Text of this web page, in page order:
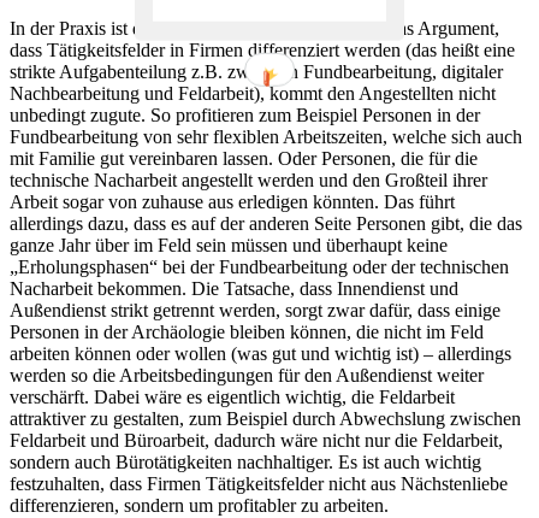
In der Praxis ist das allerdings durchmischt. Auch das Argument,
dass Tätigkeitsfelder in Firmen differenziert werden (das heißt eine
strikte Aufgabenteilung z.B. zwischen Fundbearbeitung, digitaler
Nachbearbeitung und Feldarbeit), kommt den Angestellten nicht
unbedingt zugute. So profitieren zum Beispiel Personen in der
Fundbearbeitung von sehr flexiblen Arbeitszeiten, welche sich auch
mit Familie gut vereinbaren lassen. Oder Personen, die für die
technische Nacharbeit angestellt werden und den Großteil ihrer
Arbeit sogar von zuhause aus erledigen könnten. Das führt
allerdings dazu, dass es auf der anderen Seite Personen gibt, die das
ganze Jahr über im Feld sein müssen und überhaupt keine
„Erholungsphasen“ bei der Fundbearbeitung oder der technischen
Nacharbeit bekommen. Die Tatsache, dass Innendienst und
Außendienst strikt getrennt werden, sorgt zwar dafür, dass einige
Personen in der Archäologie bleiben können, die nicht im Feld
arbeiten können oder wollen (was gut und wichtig ist) – allerdings
werden so die Arbeitsbedingungen für den Außendienst weiter
verschärft. Dabei wäre es eigentlich wichtig, die Feldarbeit
attraktiver zu gestalten, zum Beispiel durch Abwechslung zwischen
Feldarbeit und Büroarbeit, dadurch wäre nicht nur die Feldarbeit,
sondern auch Bürotätigkeiten nachhaltiger. Es ist auch wichtig
festzuhalten, dass Firmen Tätigkeitsfelder nicht aus Nächstenliebe
differenzieren, sondern um profitabler zu arbeiten.